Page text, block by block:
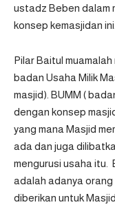
ustadz Beben dalam
konsep kemasjidan ini.
Pilar Baitul
badan Usaha Milik
masjid). BUMM (
dengan konsep
yang mana Masjid
ada dan juga
mengurusi usaha itu.
adalah adanya orang
diberikan untuk